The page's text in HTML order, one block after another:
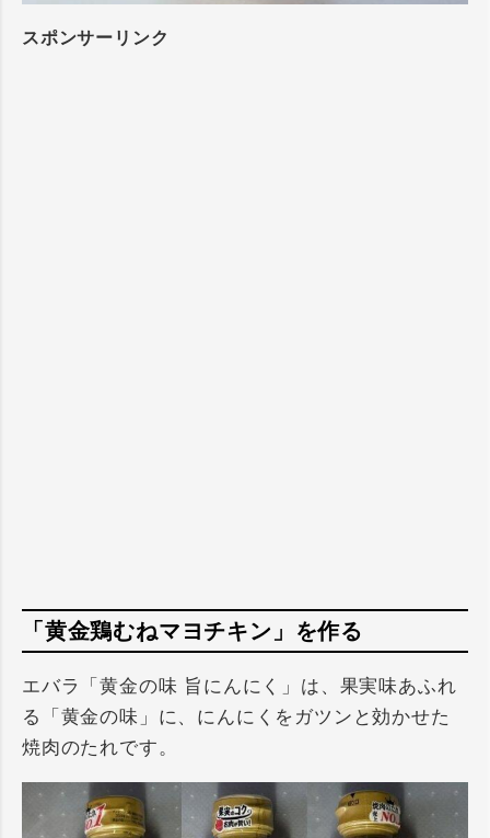
スポンサーリンク
「黄金鶏むねマヨチキン」を作る
エバラ「黄金の味 旨にんにく」は、果実味あふれ
る「黄金の味」に、にんにくをガツンと効かせた
焼肉のたれです。